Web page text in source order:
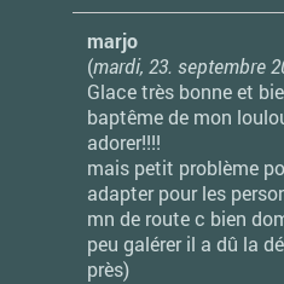
marjo
(mardi, 23. septembre
Glace très bonne et
baptême de mon
adorer!!!!
mais petit problème
adapter pour les
mn de route c bien
peu galérer il a dû la
près)